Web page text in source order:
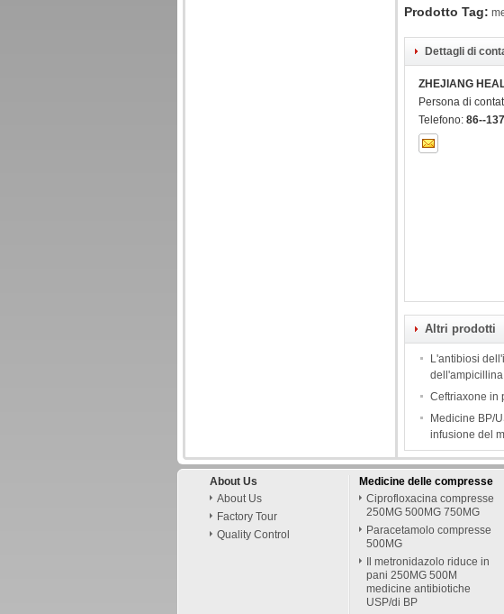
Prodotto Tag:
Dettagli di
ZHEJIANG
Persona di
Telefono: 86--
Altri prodotti
L'antibiosi
Ceftriaxone in
Medicine BP/
infusione del
About Us
About Us
Factory Tour
Quality Control
Medicine delle compresse
Ciprofloxacina compresse
250MG 500MG 750MG
Paracetamolo compresse
500MG
Il metronidazolo riduce in
pani 250MG 500M
medicine antibiotiche
USP/di BP